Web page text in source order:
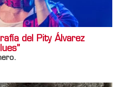
del Pity Álvarez